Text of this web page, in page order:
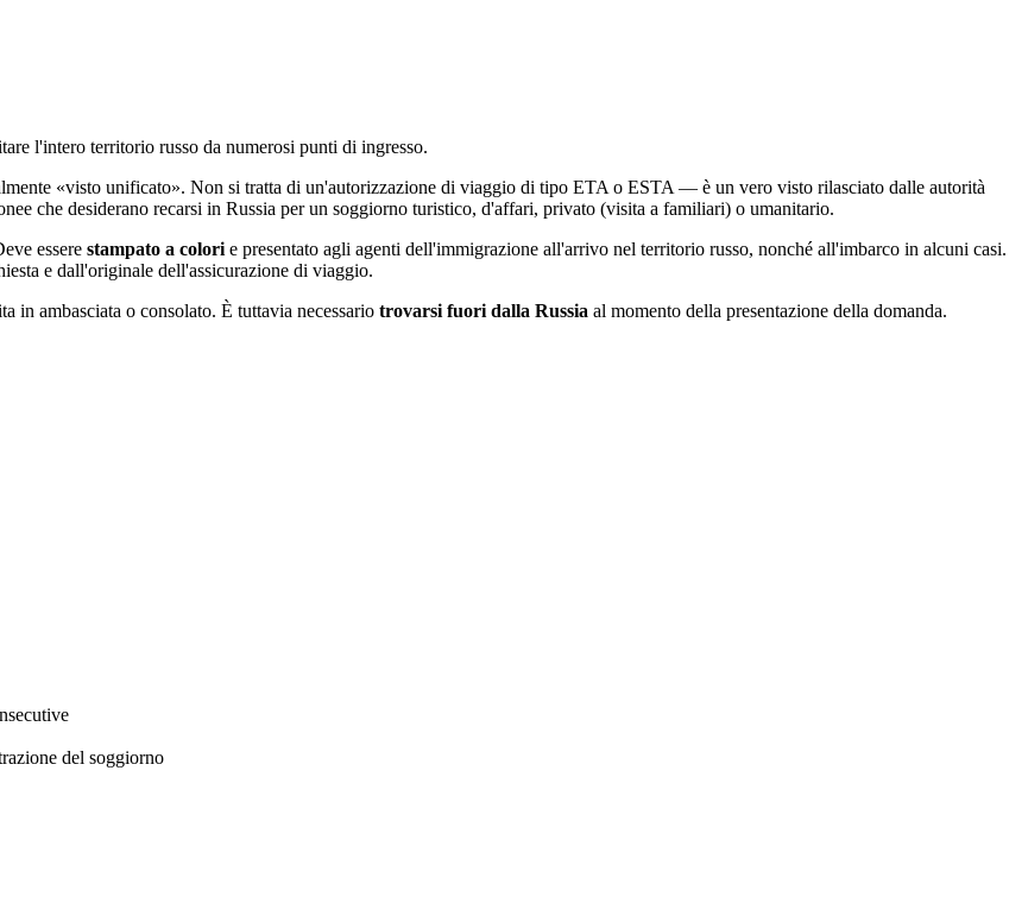
l'intero territorio russo da numerosi punti di ingresso.
«visto unificato». Non si tratta di un'autorizzazione di viaggio di tipo ETA o ESTA — è un vero visto rilasciato dalle autorità
che desiderano recarsi in Russia per un soggiorno turistico, d'affari, privato (visita a familiari) o umanitario.
essere stampato a colori e presentato agli agenti dell'immigrazione all'arrivo nel territorio russo, nonché all'imbarco in alcuni casi.
e dall'originale dell'assicurazione di viaggio.
in ambasciata o consolato. È tuttavia necessario trovarsi fuori dalla Russia al momento della presentazione della domanda.
del soggiorno